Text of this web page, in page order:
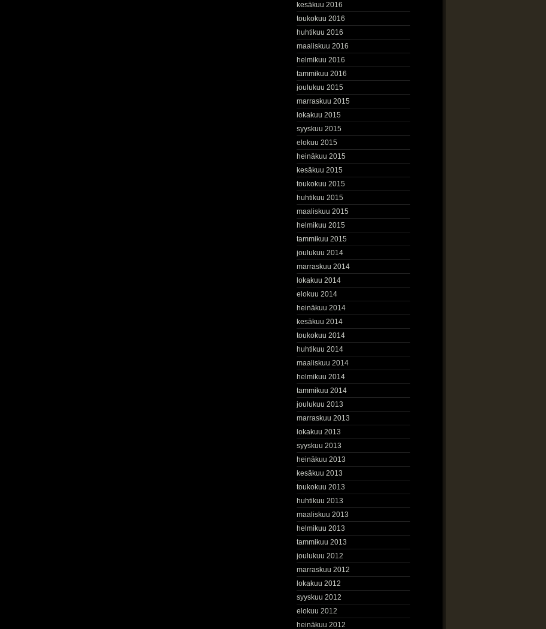
kesäkuu 2016
toukokuu 2016
huhtikuu 2016
maaliskuu 2016
helmikuu 2016
tammikuu 2016
joulukuu 2015
marraskuu 2015
lokakuu 2015
syyskuu 2015
elokuu 2015
heinäkuu 2015
kesäkuu 2015
toukokuu 2015
huhtikuu 2015
maaliskuu 2015
helmikuu 2015
tammikuu 2015
joulukuu 2014
marraskuu 2014
lokakuu 2014
elokuu 2014
heinäkuu 2014
kesäkuu 2014
toukokuu 2014
huhtikuu 2014
maaliskuu 2014
helmikuu 2014
tammikuu 2014
joulukuu 2013
marraskuu 2013
lokakuu 2013
syyskuu 2013
heinäkuu 2013
kesäkuu 2013
toukokuu 2013
huhtikuu 2013
maaliskuu 2013
helmikuu 2013
tammikuu 2013
joulukuu 2012
marraskuu 2012
lokakuu 2012
syyskuu 2012
elokuu 2012
heinäkuu 2012